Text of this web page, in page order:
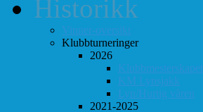
Historikk
Vinner-oversikt
Klubbturneringer
2026
Klubbmesterskapet
KM Lynsjakk
Lyn/Hurtig våren
2021-2025